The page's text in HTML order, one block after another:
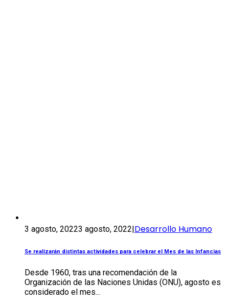
3 agosto, 20223 agosto, 2022|Desarrollo Humano
Se realizarán distintas actividades para celebrar el Mes de las Infancias
Desde 1960, tras una recomendación de la
Organización de las Naciones Unidas (ONU), agosto es
considerado el mes...